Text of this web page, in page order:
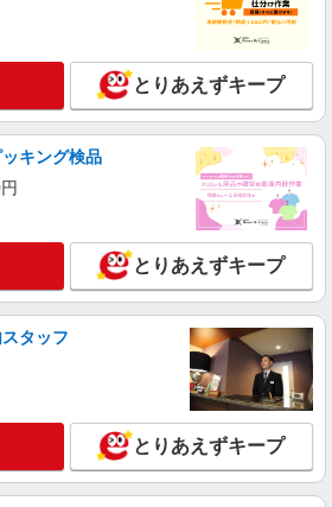
とりあえずキープ
キング検品
とりあえずキープ
タッフ
とりあえずキープ